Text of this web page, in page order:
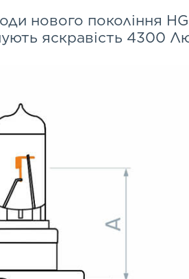
нового покоління
яскравість 4300